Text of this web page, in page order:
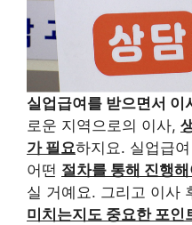
실업급여를 받으면서 이
로운 지역으로의 이사,
가 필요하지요. 실업급
어떤 절차를 통해 진행
실 거예요. 그리고 이사
미치는지도 중요한 포인